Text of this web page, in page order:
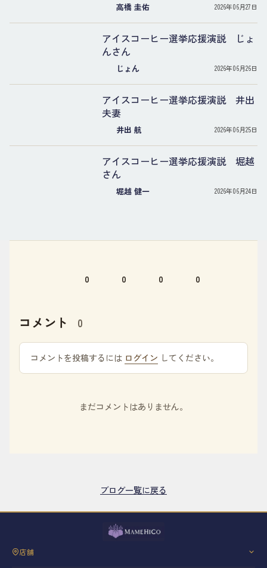
高橋 圭佑 2026年06月27日
アイスコーヒー選挙応援演説 じょ
んさん
じょん 2026年06月26日
アイスコーヒー選挙応援演説 井出
夫妻
井出 航 2026年06月25日
アイスコーヒー選挙応援演説 堀越
さん
堀越 健一 2026年06月24日
0 0 0 0
コメント 0
コメントを投稿するには ログイン してください。
まだコメントはありません。
ブログ一覧に戻る
店舗